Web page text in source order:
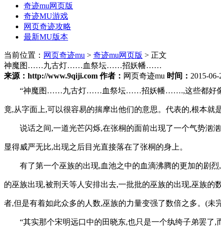
奇迹mu网页版
奇迹MU游戏
网页奇迹攻略
最新MU版本
当前位置： 网页奇迹mu > 奇迹mu网页版 > 正文
神魔图……九古灯……血祭坛……招妖幡……
来源：http://www.9qiji.com 作者： 网页奇迹mu 时间： 2015-
“神魔图……九古灯……血祭坛……招妖幡…….,这些都好像是
竟,从字面上,可以很容易的揣摩出他们的意思。代表的,根本就
说话之间,一道光芒闪烁,在张桐的面前出现了一个气势汹
显得威严无比,出现之后目光直接落在了张桐的身上。
有了第一个巫族的出现,血池之中的血滴沸腾的更加的剧
的巫族出现,被刑天等人安排出去,一批批的巫族的出现,巫族
者,但是有着如此众多的人数,巫族的力量变强了数倍之多。(未
“其实那个宋明远口中的田晓东,也只是一个纨绔子弟罢